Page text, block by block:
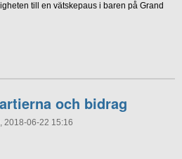
till en vätskepaus i baren på Grand
och bidrag
2018-06-22 15:16